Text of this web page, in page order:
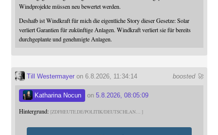
Windprojekte müssen neu bewertet werden.
Deshalb ist Windkraft für mich die eigentliche Story dieser Gesetze: Solar
verliert Garantien für zukünftige Anlagen. Windkraft verliert sie für bereits
durchgeplante und genehmigte Anlagen.
boosted 🚀
Till Westermayeron 6.8.2026, 11:34:14
Katharina Nocun on 5.8.2026, 08:05:09
Hintergrund: ZDFHEUTE.DE/POLITIK/DEUTSCHLAN